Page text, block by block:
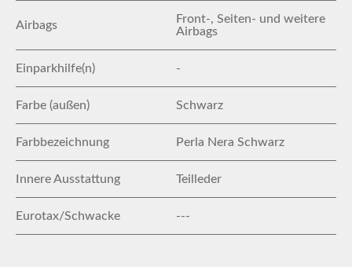
Airbags
Front-, Seiten- und weitere
Airbags
Einparkhilfe(n) -
Farbe (außen) Schwarz
Farbbezeichnung Perla Nera Schwarz
Innere Ausstattung Teilleder
Eurotax/Schwacke ---